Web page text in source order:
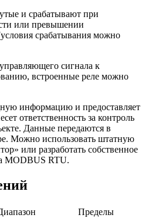
и срабатывают при
или превышении
срабатывания можно
сигнала к
встроенные реле можно
информацию и предоставляет
ответственность за контроль
Данные передаются в
Можно использовать штатную
или разработать собственное
MODBUS RTU.
Пределы